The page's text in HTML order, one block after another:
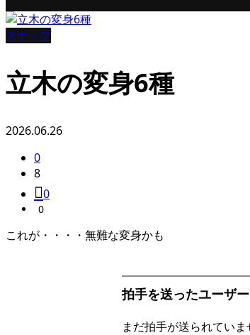
スナップ
立木の変身6種
2026.06.26
0
8
0
0
これが・・・・無難な変身かも
拍手を送ったユーザー
まだ拍手が送られていま